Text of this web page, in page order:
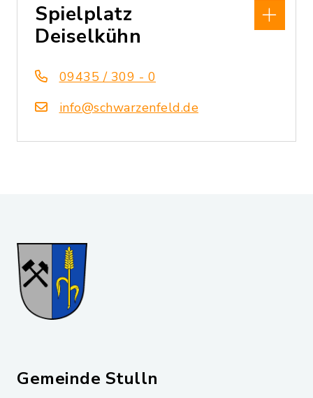
Spielplatz
Deiselkühn
09435 / 309 - 0
info@schwarzenfeld.de
Gemeinde Stulln